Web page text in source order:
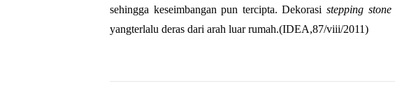
sehingga keseimbangan pun tercipta. Dekorasi stepping stone
yangterlalu deras dari arah luar rumah.(IDEA,87/viii/2011)